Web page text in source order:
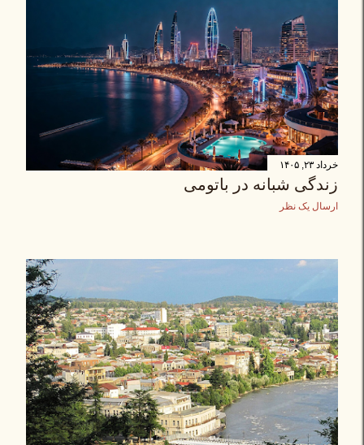
ا
خرداد ۲۳, ۱۴۰۵
زندگی شبانه در باتومی
ارسال یک نظر